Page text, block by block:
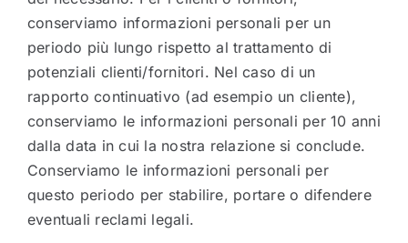
conserviamo informazioni personali per un
periodo più lungo rispetto al trattamento di
potenziali clienti/fornitori. Nel caso di un
rapporto continuativo (ad esempio un cliente),
conserviamo le informazioni personali per 10 anni
dalla data in cui la nostra relazione si conclude.
Conserviamo le informazioni personali per
questo periodo per stabilire, portare o difendere
eventuali reclami legali.